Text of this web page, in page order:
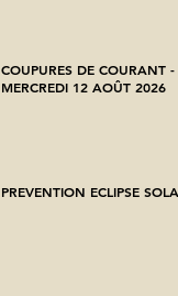
COUPURES DE COURANT -
MERCREDI 12 AOÛT 2026
PREVENTION ECLIPSE